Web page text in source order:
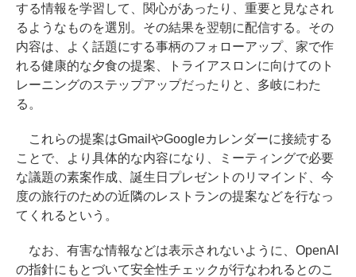
する情報を学習して、関心があったり、重要と見なされ
るようなものを選別。その結果を翌朝に配信する。その
内容は、よく話題にする事柄のフォローアップ、家で作
れる健康的な夕食の提案、トライアスロンに向けてのト
レーニングのステップアップだったりと、多岐にわた
る。
これらの提案はGmailやGoogleカレンダーに接続する
ことで、より具体的な内容になり、ミーティングで必要
な議題の素案作成、誕生日プレゼントのリマインド、今
度の旅行のための近隣のレストランの提案などを行なっ
てくれるという。
なお、有害な情報などは表示されないように、OpenAI
の指針にもとづいて安全性チェックが行なわれるとのこ